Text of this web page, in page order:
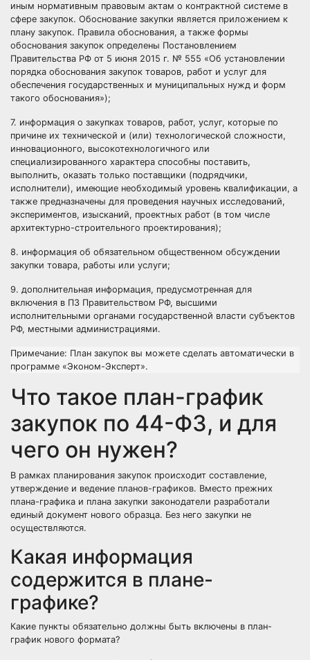
иным нормативным правовым актам о контрактной системе в
сфере закупок. Обоснование закупки является приложением к
плану закупок. Правила обоснования, а также формы
обоснования закупок определены Постановлением
Правительства РФ от 5 июня 2015 г. № 555 «Об установлении
порядка обоснования закупок товаров, работ и услуг для
обеспечения государственных и муниципальных нужд и форм
такого обоснования»);
7. информация о закупках товаров, работ, услуг, которые по
причине их технической и (или) технологической сложности,
инновационного, высокотехнологичного или
специализированного характера способны поставить,
выполнить, оказать только поставщики (подрядчики,
исполнители), имеющие необходимый уровень квалификации, а
также предназначены для проведения научных исследований,
экспериментов, изысканий, проектных работ (в том числе
архитектурно-строительного проектирования);
8. информация об обязательном общественном обсуждении
закупки товара, работы или услуги;
9. дополнительная информация, предусмотренная для
включения в ПЗ Правительством РФ, высшими
исполнительными органами государственной власти субъектов
РФ, местными администрациями.
Примечание: План закупок вы можете сделать автоматически в
программе «Эконом-Эксперт».
Что такое план-график
закупок по 44-ФЗ, и для
чего он нужен?
В рамках планирования закупок происходит составление,
утверждение и ведение планов-графиков. Вместо прежних
плана-графика и плана закупки законодатели разработали
единый документ нового образца. Без него закупки не
осуществляются.
Какая информация
содержится в плане-
графике?
Какие пункты обязательно должны быть включены в план-
график нового формата?